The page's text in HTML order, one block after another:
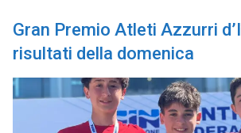
Gran Premio Atleti Azzurri
risultati della domenica